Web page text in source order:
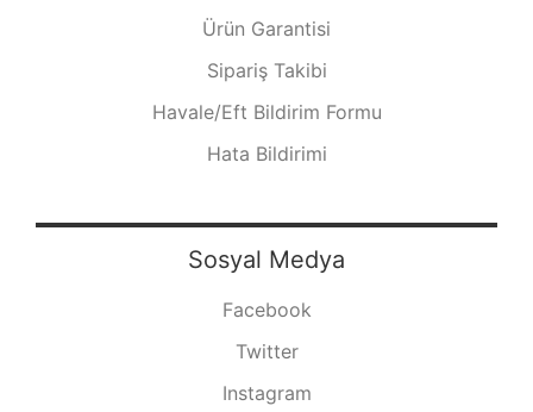
Ürün Garantisi
Sipariş Takibi
Havale/Eft Bildirim Formu
Hata Bildirimi
Sosyal Medya
Facebook
Twitter
Instagram